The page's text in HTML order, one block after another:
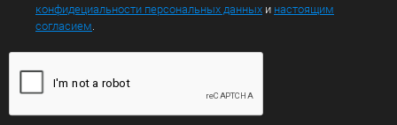
конфидециальности персональных данных и настоящим
согласием